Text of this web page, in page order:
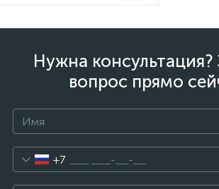
Нужна консультация?
вопрос прямо
+7